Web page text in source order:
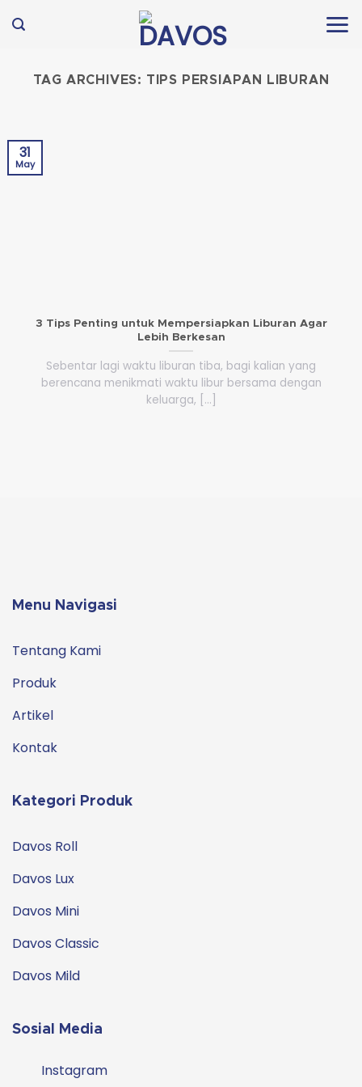
to
TAG ARCHIVES: TIPS PERSIAPAN LIBURAN
3 Tips Penting untuk Mempersiapkan Liburan Agar
Lebih Berkesan
Sebentar lagi waktu liburan tiba, bagi kalian yang
berencana menikmati waktu libur bersama dengan
keluarga, [...]
31
May
Menu Navigasi
Tentang Kami
Produk
Artikel
Kontak
Kategori Produk
Davos Roll
Davos Lux
Davos Mini
Davos Classic
Davos Mild
Sosial Media
Instagram